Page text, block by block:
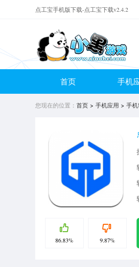
点工宝手机版下载-点工宝下载v2.4.2
首页 手机
您现在的位置： 首页 > 手机应用 > 手
86.83% 9.87%